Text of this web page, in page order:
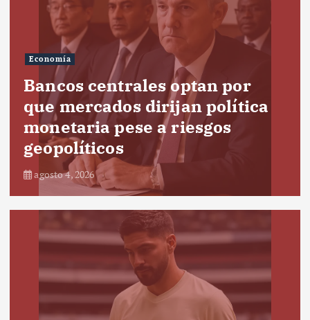
Economía
Bancos centrales optan por
que mercados dirijan política
monetaria pese a riesgos
geopolíticos
agosto 4, 2026